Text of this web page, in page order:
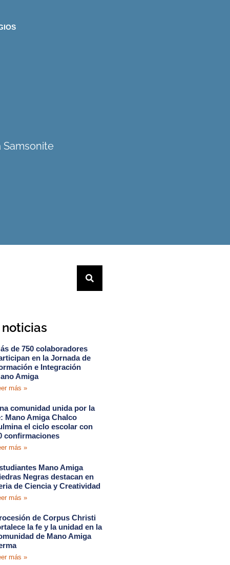
Samsonite
de 750 colaboradores
en la Jornada de
e Integración
Amiga
más »
comunidad unida por la
Mano Amiga Chalco
el ciclo escolar con
confirmaciones
más »
Mano Amiga
Negras destacan en
de Ciencia y Creatividad
más »
de Corpus Christi
la fe y la unidad en la
de Mano Amiga
más »